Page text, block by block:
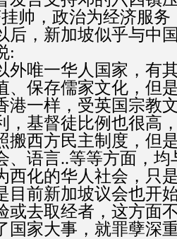
帅，政治为经济服
后，新加坡似乎与中
:
外唯一华人国家，有
、保存儒家文化，但
港一样，受英国宗教
，基督徒比例也很高
搬西方民主制度，但
、语言..等等方面，
西化的华人社会，只
目前新加坡议会也开
或去取经者，这方面
国家大事，就罪孽深